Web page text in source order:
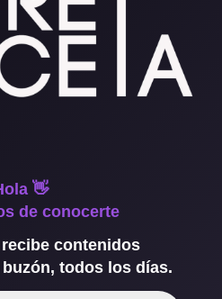
👋
de conocerte
contenidos
todos los días.